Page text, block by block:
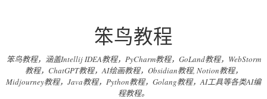
笨鸟教程
笨鸟教程，涵盖Intellij IDEA教程，PyCharm教程，GoLand教程，WebStorm
教程，ChatGPT教程，AI绘画教程，Obsidian教程, Notion教程，
Midjourney教程，Java教程，Python教程，Golang教程，AI工具等各类AI编
程教程。